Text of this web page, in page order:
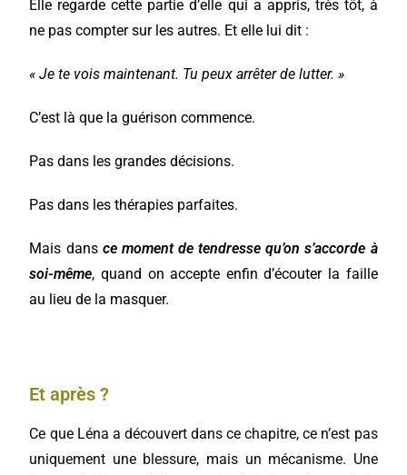
Elle regarde cette partie d’elle qui a appris, très tôt, à
ne pas compter sur les autres. Et elle lui dit :
« Je te vois maintenant. Tu peux arrêter de lutter. »
C’est là que la guérison commence.
Pas dans les grandes décisions.
Pas dans les thérapies parfaites.
Mais dans ce moment de tendresse qu’on s’accorde à
soi-même, quand on accepte enfin d’écouter la faille
au lieu de la masquer.
Et après ?
Ce que Léna a découvert dans ce chapitre, ce n’est pas
uniquement une blessure, mais un mécanisme. Une